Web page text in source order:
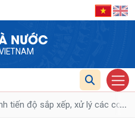
NƯỚC
tiến độ sắp xếp, xử lý các cơ...